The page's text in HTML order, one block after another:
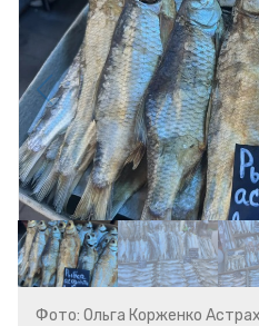
Фото: Ольга Корженко